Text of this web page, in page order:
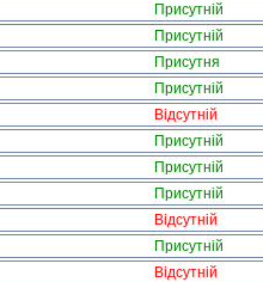
Присутній
Присутній
Присутня
Присутній
Відсутній
Присутній
Присутній
Присутній
Відсутній
Присутній
Відсутній